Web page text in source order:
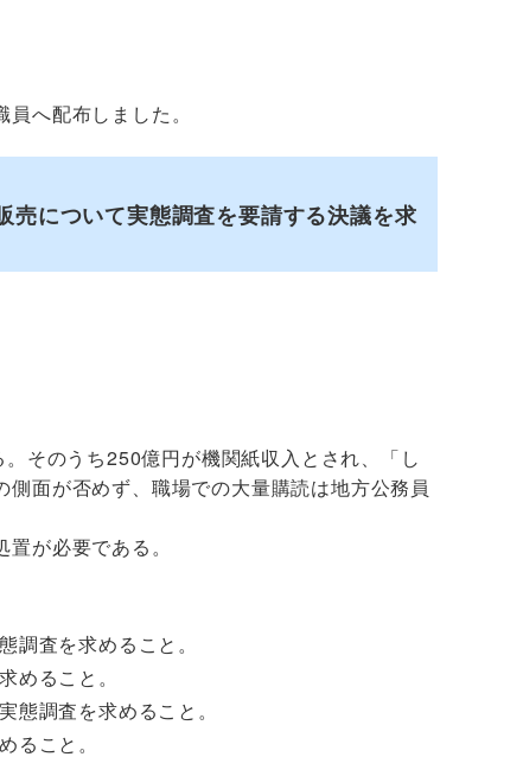
へ配布しました。
について実態調査を要請する決議を求
そのうち250億円が機関紙収入とされ、「し
面が否めず、職場での大量購読は地方公務員
が必要である。
査を求めること。
めること。
調査を求めること。
ること。